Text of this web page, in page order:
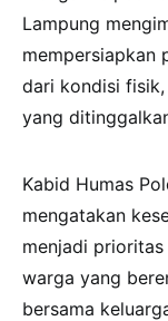
Lampung
mempersiapkan
dari kondisi fisik,
yang
Kabid Humas
mengatakan
menjadi
warga yang
bersama